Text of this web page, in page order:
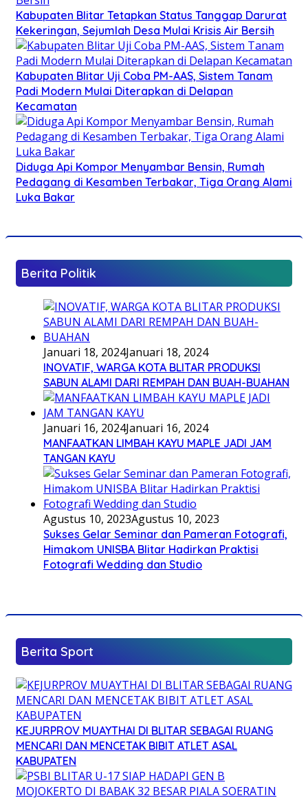
Kabupaten Blitar Tetapkan Status Tanggap Darurat
Kekeringan, Sejumlah Desa Mulai Krisis Air Bersih
Kabupaten Blitar Uji Coba PM-AAS, Sistem Tanam
Padi Modern Mulai Diterapkan di Delapan
Kecamatan
Diduga Api Kompor Menyambar Bensin, Rumah
Pedagang di Kesamben Terbakar, Tiga Orang Alami
Luka Bakar
Berita Politik
Januari 18, 2024Januari 18, 2024
INOVATIF, WARGA KOTA BLITAR PRODUKSI
SABUN ALAMI DARI REMPAH DAN BUAH-BUAHAN
Januari 16, 2024Januari 16, 2024
MANFAATKAN LIMBAH KAYU MAPLE JADI JAM
TANGAN KAYU
Agustus 10, 2023Agustus 10, 2023
Sukses Gelar Seminar dan Pameran Fotografi,
Himakom UNISBA Blitar Hadirkan Praktisi
Fotografi Wedding dan Studio
Berita Sport
KEJURPROV MUAYTHAI DI BLITAR SEBAGAI RUANG
MENCARI DAN MENCETAK BIBIT ATLET ASAL
KABUPATEN